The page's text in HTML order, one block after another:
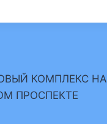
школе
КОМПЛЕКС НА
ПРОСПЕКТЕ